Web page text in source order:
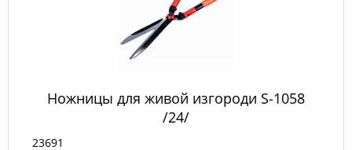
Ножницы для живой изгороди S-1058
/24/
23691